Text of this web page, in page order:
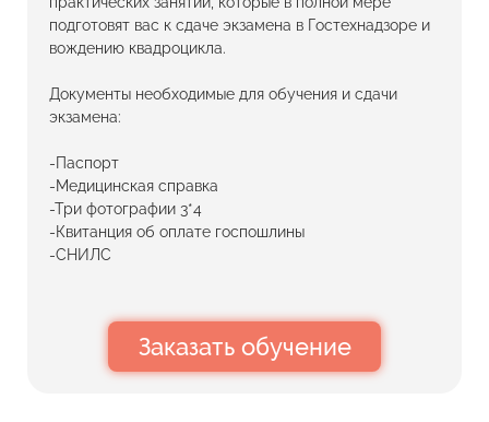
Заказать обучение
подготовят вас к сдаче экзамена в Гостехнадзоре и
вождению квадроцикла.
Документы необходимые для обучения и сдачи
экзамена:
-Паспорт
-Медицинская справка
-Три фотографии 3*4
-Квитанция об оплате госпошлины
-СНИЛС